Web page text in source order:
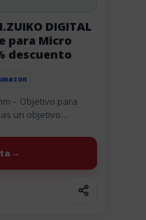
DIGITAL
para Micro
. 42% descuento
– Objetivo para
un objetivo